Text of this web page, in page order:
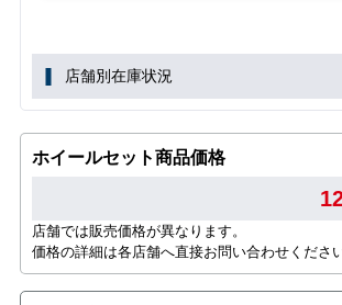
店舗別在庫状況
ホイールセット商品価格
店舗では販売価格が異なります。
価格の詳細は各店舗へ直接お問い合わせください